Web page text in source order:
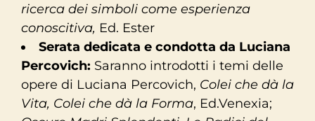
ricerca dei simboli come esperienza
conoscitiva, Ed. Ester
Serata dedicata e condotta da Luciana
Percovich: Saranno introdotti i temi delle
opere di Luciana Percovich, Colei che dà la
Vita, Colei che dà la Forma, Ed.Venexia;